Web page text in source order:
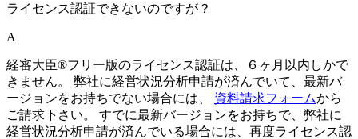
ライセンス認証できないのですが？
A
経審大臣®フリー版のライセンス認証は、６ヶ月以内しかで
きません。 弊社に経営状況分析申請が済んでいて、最新バ
ージョンをお持ちでない場合には、 資料請求フォームから
ご請求下さい。 すでに最新バージョンをお持ちで、弊社に
経営状況分析申請が済んでいる場合には、再度ライセンス認